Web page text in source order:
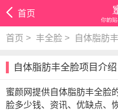
首页
首页 > 丰全脸 > 自体脂肪
自体脂肪丰全脸项目介绍
蜜颜网提供自体脂肪丰全脸
脸多少钱、资讯、优缺点、